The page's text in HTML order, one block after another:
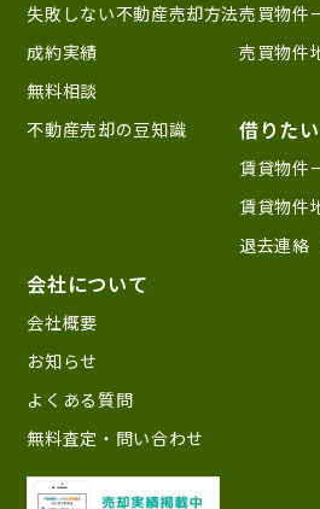
失敗しない不動産売却方法
成約実績
無料相談
不動産売却の豆知識
売買物件
売買物件
借りたい
賃貸物件
賃貸物件
退去連絡
会社について
会社概要
お知らせ
よくある質問
無料査定・問い合わせ